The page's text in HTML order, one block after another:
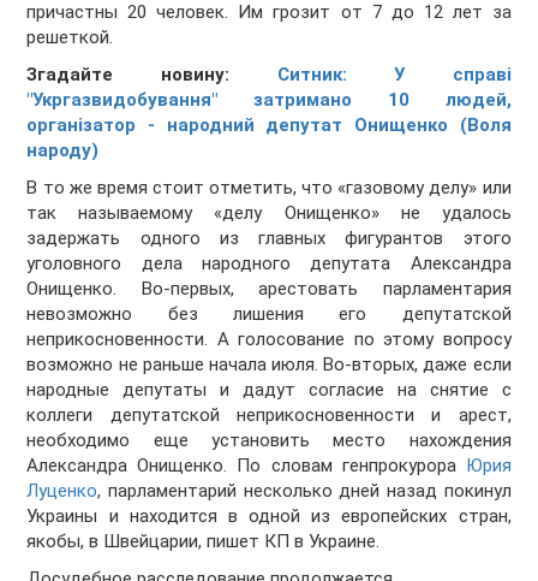
причастны 20 человек. Им грозит от 7 до 12 лет за
решеткой.
Згадайте новину: Ситник: У справі
"Укргазвидобування" затримано 10 людей,
організатор - народний депутат Онищенко (Воля
народу)
В то же время стоит отметить, что «газовому делу» или
так называемому «делу Онищенко» не удалось
задержать одного из главных фигурантов этого
уголовного дела народного депутата Александра
Онищенко. Во-первых, арестовать парламентария
невозможно без лишения его депутатской
неприкосновенности. А голосование по этому вопросу
возможно не раньше начала июля. Во-вторых, даже если
народные депутаты и дадут согласие на снятие с
коллеги депутатской неприкосновенности и арест,
необходимо еще установить место нахождения
Александра Онищенко. По словам генпрокурора Юрия
Луценко, парламентарий несколько дней назад покинул
Украины и находится в одной из европейских стран,
якобы, в Швейцарии, пишет КП в Украине.